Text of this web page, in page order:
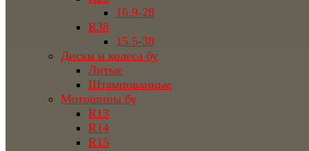
16.9-28
R38
15.5-38
Диски и колеса бу
Литые
Штампованные
Мотошины бу
R13
R14
R15